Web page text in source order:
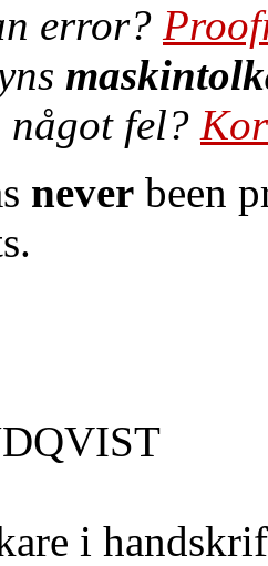
error?
något fel?
never been
i